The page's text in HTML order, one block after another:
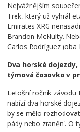
Nejvážnějším
Trek, který už vyhrál
Emirates XRG
Brandon McNulty.
Carlos Rodríguez (oba
Dva horské
týmová časovka v
Letošní ročník závodu
nabízí dva horské
by se mělo
pády nebo zranění. O